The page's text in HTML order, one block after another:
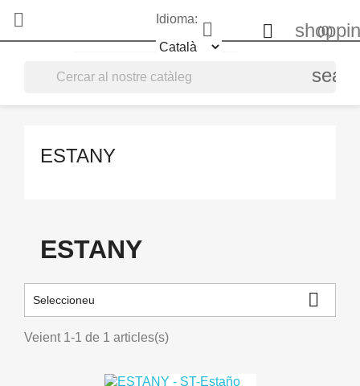

Idioma:
 (0)

ESTANY
ESTANY
Seleccioneu 
Veient 1-1 de 1 articles(s)